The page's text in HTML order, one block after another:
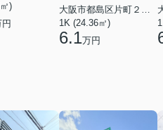
)
1K (24.36㎡)
6.1万円